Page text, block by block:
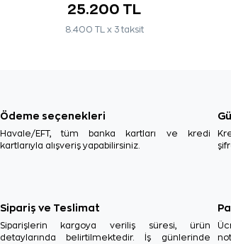
25.200 TL
8.400 TL x 3 taksit
Ödeme seçenekleri
Havale/EFT, tüm banka kartları ve kredi
kartlarıyla alışveriş yapabilirsiniz.
Sipariş ve Teslimat
Siparişlerin kargoya veriliş süresi, ürün
detaylarında belirtilmektedir. İş günlerinde